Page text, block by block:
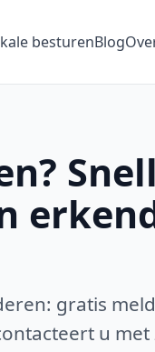
besturenBlog
gratis
u